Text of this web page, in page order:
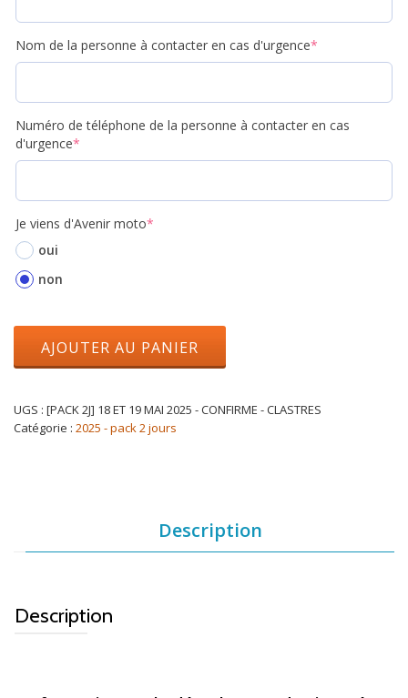
Nom de la personne à contacter en cas d'urgence*
Numéro de téléphone de la personne à contacter en cas
d'urgence*
Je viens d'Avenir moto*
oui
non
AJOUTER AU PANIER
UGS : [PACK 2J] 18 ET 19 MAI 2025 - CONFIRME - CLASTRES
Catégorie : 2025 - pack 2 jours
Description
Description